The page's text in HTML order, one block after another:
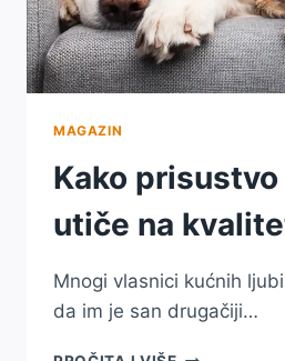
MAGAZIN
Kako
utiče na
Mnogi vlasnici kućnih
da im je san drugačiji…
KAKO